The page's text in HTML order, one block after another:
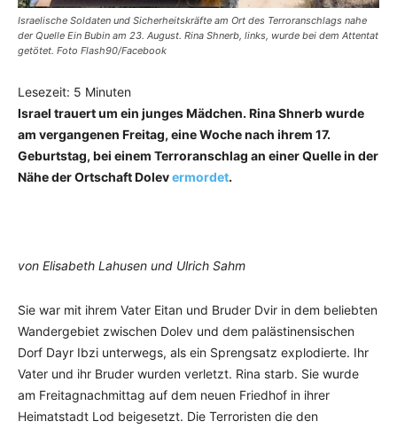
Israelische Soldaten und Sicherheitskräfte am Ort des Terroranschlags nahe
der Quelle Ein Bubin am 23. August. Rina Shnerb, links, wurde bei dem Attentat
getötet. Foto Flash90/Facebook
Lesezeit: 5 Minuten
Israel trauert um ein junges Mädchen. Rina Shnerb wurde
am vergangenen Freitag, eine Woche nach ihrem 17.
Geburtstag, bei einem Terroranschlag an einer Quelle in der
Nähe der Ortschaft Dolevermordet.
von Elisabeth Lahusen und Ulrich Sahm
Sie war mit ihrem Vater Eitan und Bruder Dvir in dem beliebten
Wandergebiet zwischen Dolev und dem palästinensischen
Dorf Dayr Ibzi unterwegs, als ein Sprengsatz explodierte. Ihr
Vater und ihr Bruder wurden verletzt. Rina starb. Sie wurde
am Freitagnachmittag auf dem neuen Friedhof in ihrer
Heimatstadt Lod beigesetzt. Die Terroristen die den